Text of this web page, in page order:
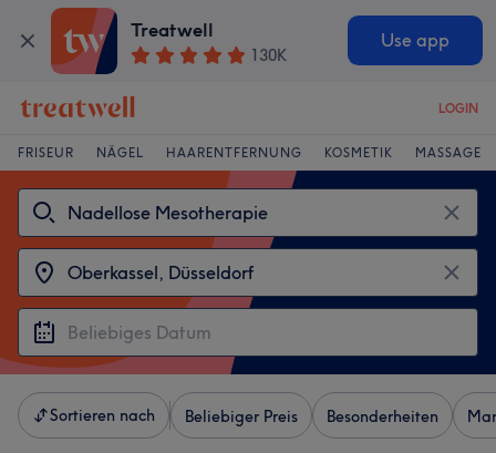
Treatwell
130K
Use app
LOGIN
FRISEUR NÄGEL HAARENTFERNUNG KOSMETIK MASSAGE
Sortieren nach Beliebiger Preis Besonderheiten